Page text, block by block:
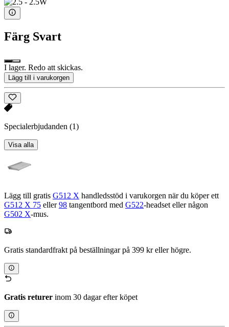
Färg Svart
I lager. Redo att skickas.
Lägg till i varukorgen
Specialerbjudanden (1)
Visa alla
Lägg till gratis G512 X handledsstöd i varukorgen när du köper ett
G512 X 75 eller98 tangentbord med G522-headset eller någon
G502 X-mus.
Gratis standardfrakt på beställningar på 399 kr eller högre.
Gratis returer inom 30 dagar efter köpet